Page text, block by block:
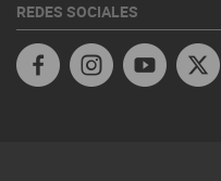
REDES SOCIALES
FacebookInstagramYouTube